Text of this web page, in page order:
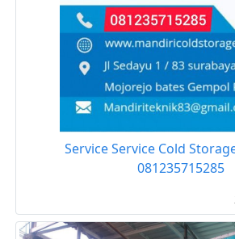
Service Service Cold
081235715285